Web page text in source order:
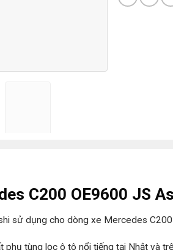
C200 OE9600 JS
sử dụng cho dòng xe Mercedes
phụ tùng lọc ô tô nổi tiếng tại Nhật và